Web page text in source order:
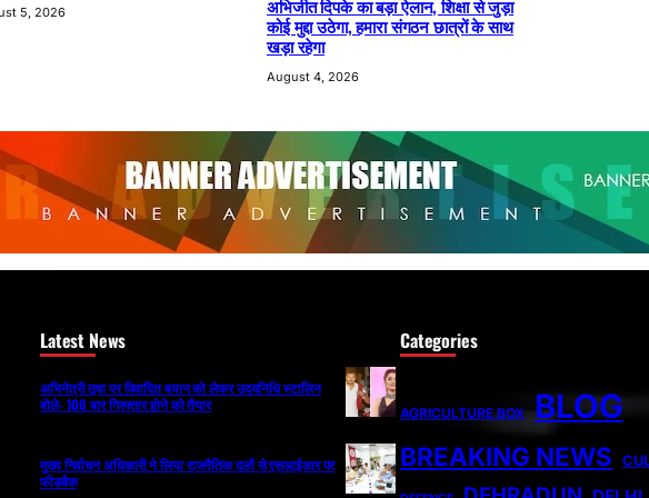
5, 2026
अभिजीत दिपके का बड़ा ऐलान, शिक्षा से जुड़ा
कोई मुद्दा उठेगा, हमारा संगठन छात्रों के साथ
खड़ा रहेगा
August 4, 2026
Latest News
अभिनेत्री तृषा पर विवादित बयान को लेकर उदयनिधि स्टालिन
बोले- 100 बार गिरफ्तार होने को तैयार
मुख्य निर्वाचन अधिकारी ने लिया राजनैतिक दलों से एसआईआर पर
फीडबैक
Categories
AGRICULTURE BOX BLOG
BREAKING NEWS